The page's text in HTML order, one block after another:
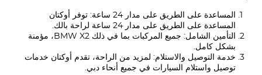
المساعدة على الطريق على مدار 24 ساعة: توفر أوكتان
المساعدة على الطريق على مدار 24 ساعة لراحة بالك.
التأمين الشامل: جميع المركبات بما في ذلك BMW X2 ، مؤمنة
بشكل كامل.
خدمة التوصيل والاستلام: لمزيد من الراحة، تقدم أوكتان خدمات
توصيل واستلام السيارات في جميع أنحاء دبي.